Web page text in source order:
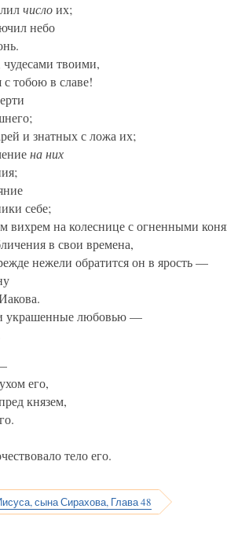
числоих;
небо
твоими,
тобою в славе!
и знатных с ложа их;
на них
себе;
вихрем на колеснице с огненными
в свои времена,
нежели обратится он в ярость —
украшенные любовью —
его,
князем,
тело его.
сына Сирахова, Глава 48